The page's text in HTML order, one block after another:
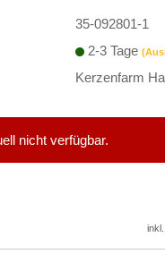
35-092801-1
2-3 Tage
Kerzenfarm
nicht verfügbar.